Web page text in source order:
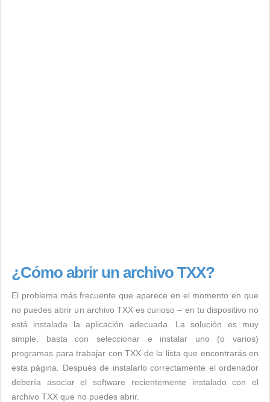
¿Cómo abrir un archivo TXX?
El problema más frecuente que aparece en el momento en que
no puedes abrir un archivo TXX es curioso – en tu dispositivo no
está instalada la aplicación adecuada. La solución es muy
simple, basta con seleccionar e instalar uno (o varios)
programas para trabajar con TXX de la lista que encontrarás en
esta página. Después de instalarlo correctamente el ordenador
debería asociar el software recientemente instalado con el
archivo TXX que no puedes abrir.